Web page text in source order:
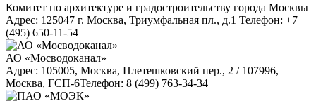
Комитет по архитектуре и градостроительству города Москвы
Адрес: 125047 г. Москва, Триумфальная пл., д.1 Телефон: +7
(495) 650-11-54
АО «Мосводоканал»
Адрес: 105005, Москва, Плетешковский пер., 2 / 107996,
Москва, ГСП-6Телефон: 8 (499) 763-34-34